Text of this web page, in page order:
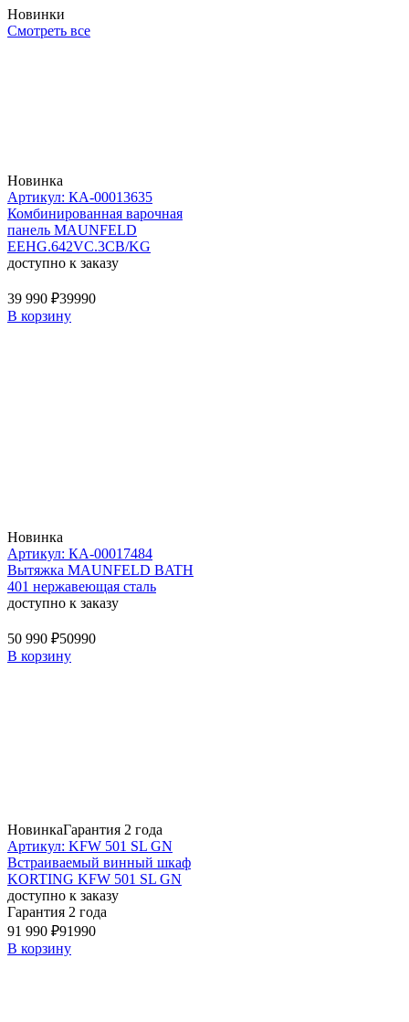
Новинки
Смотреть все
Новинка
Артикул: КА-00013635
Комбинированная варочная
панель MAUNFELD
EEHG.642VC.3CB/KG
доступно к заказу
39 990 ₽39990
В корзину
Новинка
Артикул: КА-00017484
Вытяжка MAUNFELD BATH
401 нержавеющая сталь
доступно к заказу
50 990 ₽50990
В корзину
НовинкаГарантия 2 года
Артикул: KFW 501 SL GN
Встраиваемый винный шкаф
KORTING KFW 501 SL GN
доступно к заказу
Гарантия 2 года
91 990 ₽91990
В корзину